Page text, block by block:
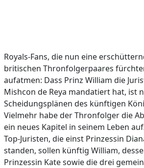
Royals-Fans, die nun eine
britischen Thronfolgerpaares
aufatmen: Dass Prinz William die
Mishcon de Reya mandatiert hat, ist
Scheidungsplänen des künftigen
Vielmehr habe der Thronfolger die
ein neues Kapitel in seinem Leben
Top-Juristen, die einst Prinzessin
standen, sollen künftig William,
Prinzessin Kate sowie die drei